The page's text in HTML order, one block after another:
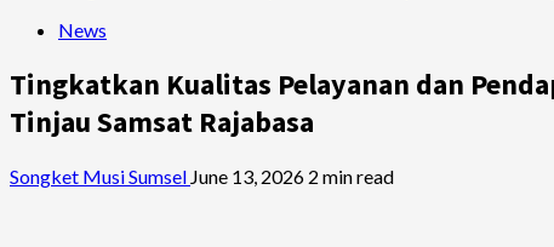
News
Tingkatkan Kualitas Pelayanan dan
Tinjau Samsat Rajabasa
Songket Musi Sumsel June 13, 2026 2 min read